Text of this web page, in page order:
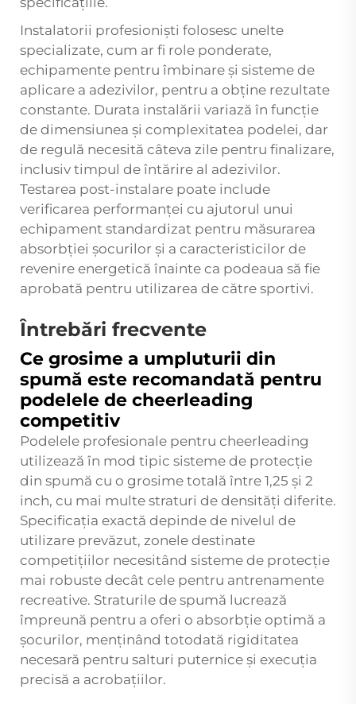
Instalatorii profesioniști folosesc unelte
specializate, cum ar fi role ponderate,
echipamente pentru îmbinare și sisteme de
aplicare a adezivilor, pentru a obține rezultate
constante. Durata instalării variază în funcție
de dimensiunea și complexitatea podelei, dar
de regulă necesită câteva zile pentru finalizare,
inclusiv timpul de întărire al adezivilor.
Testarea post-instalare poate include
verificarea performanței cu ajutorul unui
echipament standardizat pentru măsurarea
absorbției șocurilor și a caracteristicilor de
revenire energetică înainte ca podeaua să fie
aprobată pentru utilizarea de către sportivi.
Întrebări frecvente
Ce grosime a umpluturii din
spumă este recomandată pentru
podelele de cheerleading
competitiv
Podelele profesionale pentru cheerleading
utilizează în mod tipic sisteme de protecție
din spumă cu o grosime totală între 1,25 și 2
inch, cu mai multe straturi de densități diferite.
Specificația exactă depinde de nivelul de
utilizare prevăzut, zonele destinate
competițiilor necesitând sisteme de protecție
mai robuste decât cele pentru antrenamente
recreative. Straturile de spumă lucrează
împreună pentru a oferi o absorbție optimă a
șocurilor, menținând totodată rigiditatea
necesară pentru salturi puternice și execuția
precisă a acrobațiilor.